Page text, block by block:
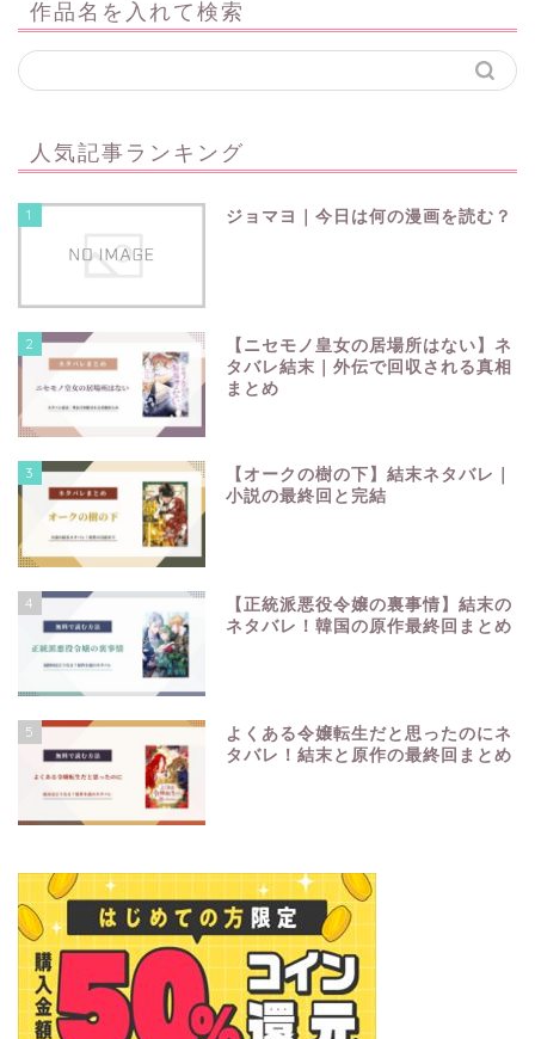
作品名を入れて検索
人気記事ランキング
1 ジョマヨ｜今日は何の漫画を読む？
2
【ニセモノ皇女の居場所はない】ネ
タバレ結末｜外伝で回収される真相
まとめ
3
【オークの樹の下】結末ネタバレ｜
小説の最終回と完結
4
【正統派悪役令嬢の裏事情】結末の
ネタバレ！韓国の原作最終回まとめ
5
よくある令嬢転生だと思ったのにネ
タバレ！結末と原作の最終回まとめ